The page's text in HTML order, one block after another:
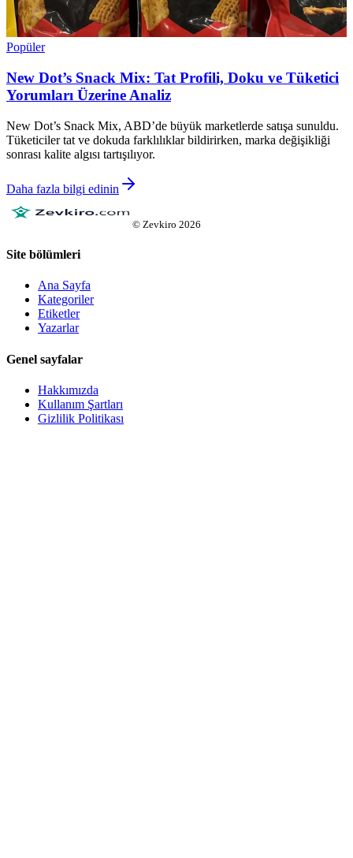
Popüler
New Dot’s Snack Mix: Tat Profili, Doku ve Tüketici
Yorumları Üzerine Analiz
New Dot’s Snack Mix, ABD’de büyük marketlerde satışa sunuldu.
Tüketiciler tat ve dokuda farklılıklar bildirirken, marka değişikliği
sonrası kalite algısı tartışılıyor.
Daha fazla bilgi edinin
© Zevkiro 2026
Site bölümleri
Ana Sayfa
Kategoriler
Etiketler
Yazarlar
Genel sayfalar
Hakkımızda
Kullanım Şartları
Gizlilik Politikası